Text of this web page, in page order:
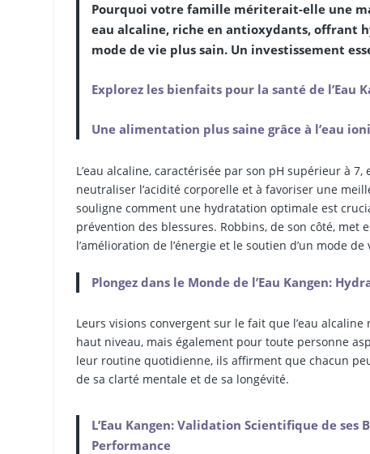
Pourquoi votre famille mériterait-elle une
eau alcaline, riche en antioxydants, offrant
mode de vie plus sain. Un investissement
Explorez les bienfaits pour la santé de l’Eau
Une alimentation plus saine grâce à l’eau
L’eau alcaline, caractérisée par son pH supérieur à
neutraliser l’acidité corporelle et à favoriser une
souligne comment une hydratation optimale est
prévention des blessures. Robbins, de son côté, met
l’amélioration de l’énergie et le soutien d’un mode
Plongez dans le Monde de l’Eau Kangen:
Leurs visions convergent sur le fait que l’eau
haut niveau, mais également pour toute personne
leur routine quotidienne, ils affirment que chacun
de sa clarté mentale et de sa longévité.
L’Eau Kangen: Validation Scientifique de
Performance